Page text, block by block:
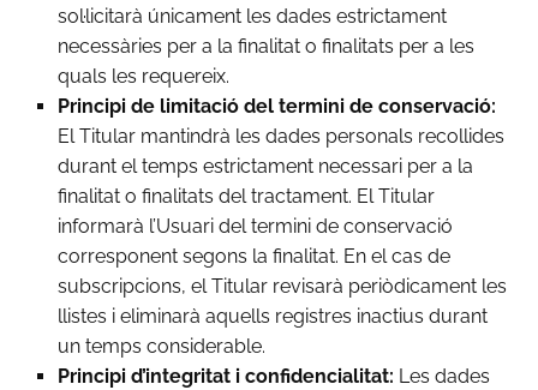
sol·licitarà únicament les dades estrictament
necessàries per a la finalitat o finalitats per a les
quals les requereix.
Principi de limitació del termini de conservació:
El Titular mantindrà les dades personals recollides
durant el temps estrictament necessari per a la
finalitat o finalitats del tractament. El Titular
informarà l’Usuari del termini de conservació
corresponent segons la finalitat. En el cas de
subscripcions, el Titular revisarà periòdicament les
llistes i eliminarà aquells registres inactius durant
un temps considerable.
Principi d’integritat i confidencialitat: Les dades